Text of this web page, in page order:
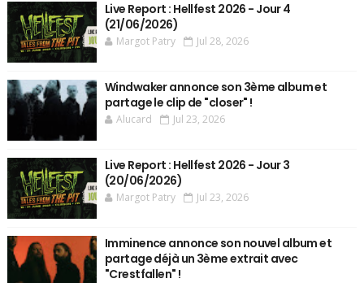
Live Report : Hellfest 2026 - Jour 4
(21/06/2026)
Margot Patry Jul 28, 2026
Windwaker annonce son 3ème album et
partage le clip de "closer" !
Alucard Jul 23, 2026
Live Report : Hellfest 2026 - Jour 3
(20/06/2026)
Margot Patry Jul 23, 2026
Imminence annonce son nouvel album et
partage déjà un 3ème extrait avec
"Crestfallen" !